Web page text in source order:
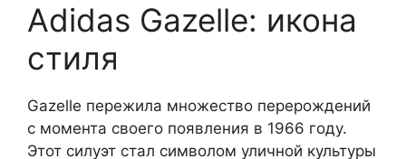
Adidas Gazelle: икона
стиля
Gazelle пережила множество перерождений
с момента своего появления в 1966 году.
Этот силуэт стал символом уличной культуры